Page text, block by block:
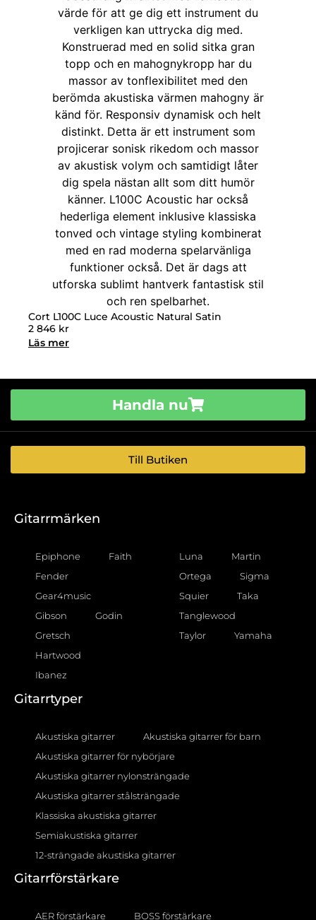
Cort L100C Luce Acoustic Natural Satin
2 846 kr
Läs mer
Handla nu
Till Butiken
Gitarrmärken
Epiphone
Faith
Fender
Gear4music
Gibson
Godin
Gretsch
Hartwood
Ibanez
Luna
Martin
Ortega
Sigma
Squier
Taka
Tanglewood
Taylor
Yamaha
Gitarrtyper
Akustiska gitarrer
Akustiska gitarrer för barn
Akustiska gitarrer för nybörjare
Akustiska gitarrer nylonsträngade
Akustiska gitarrer stålsträngade
Klassiska akustiska gitarrer
Semiakustiska gitarrer
12-strängade akustiska gitarrer
Gitarrförstärkare
AER förstärkare BOSS förstärkare